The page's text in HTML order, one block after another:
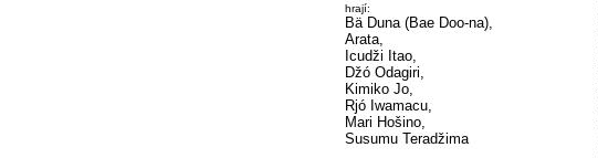
hrají:
Bä Duna (Bae Doo-na),
Arata,
Icudži Itao,
Džó Odagiri,
Kimiko Jo,
Rjó Iwamacu,
Mari Hošino,
Susumu Teradžima